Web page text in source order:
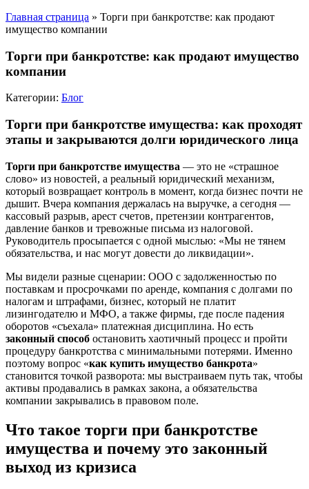
Главная страница » Торги при банкротстве: как продают
имущество компании
Торги при банкротстве: как продают имущество
компании
Категории: Блог
Торги при банкротстве имущества: как проходят
этапы и закрываются долги юридического лица
Торги при банкротстве имущества — это не «страшное
слово» из новостей, а реальный юридический механизм,
который возвращает контроль в момент, когда бизнес почти не
дышит. Вчера компания держалась на выручке, а сегодня —
кассовый разрыв, арест счетов, претензии контрагентов,
давление банков и тревожные письма из налоговой.
Руководитель просыпается с одной мыслью: «Мы не тянем
обязательства, и нас могут довести до ликвидации».
Мы видели разные сценарии: ООО с задолженностью по
поставкам и просрочками по аренде, компания с долгами по
налогам и штрафами, бизнес, который не платит
лизингодателю и МФО, а также фирмы, где после падения
оборотов «съехала» платежная дисциплина. Но есть
законный способ остановить хаотичный процесс и пройти
процедуру банкротства с минимальными потерями. Именно
поэтому вопрос «как купить имущество банкрота»
становится точкой разворота: мы выстраиваем путь так, чтобы
активы продавались в рамках закона, а обязательства
компании закрывались в правовом поле.
Что такое торги при банкротстве
имущества и почему это законный
выход из кризиса